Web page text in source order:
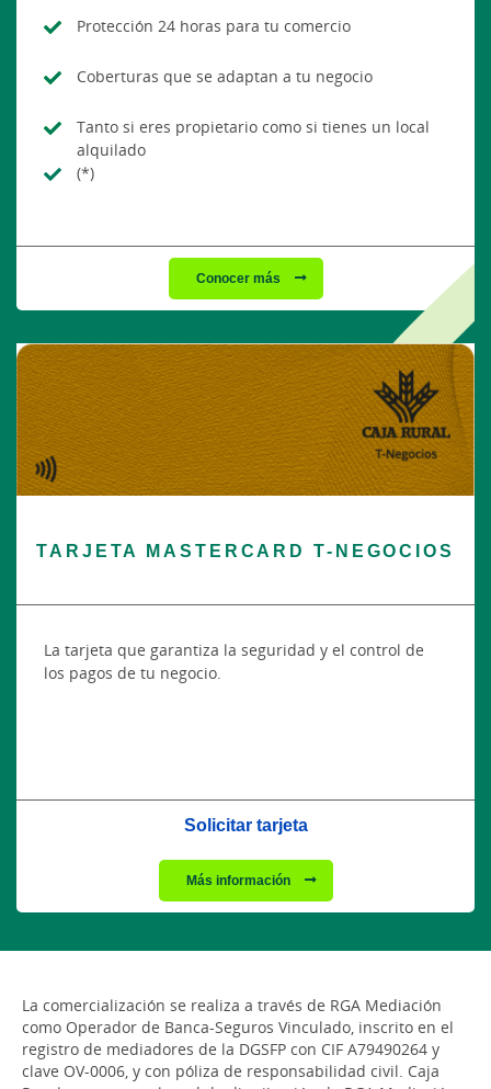
Protección 24 horas para tu comercio
Coberturas que se adaptan a tu negocio
Tanto si eres propietario como si tienes un local
alquilado
(*)
Conocer más
TARJETA MASTERCARD T-NEGOCIOS
La tarjeta que garantiza la seguridad y el control de
los pagos de tu negocio.
Solicitar tarjeta
Más información
La comercialización se realiza a través de RGA Mediación
como Operador de Banca-Seguros Vinculado, inscrito en el
registro de mediadores de la DGSFP con CIF A79490264 y
clave OV-0006, y con póliza de responsabilidad civil. Caja